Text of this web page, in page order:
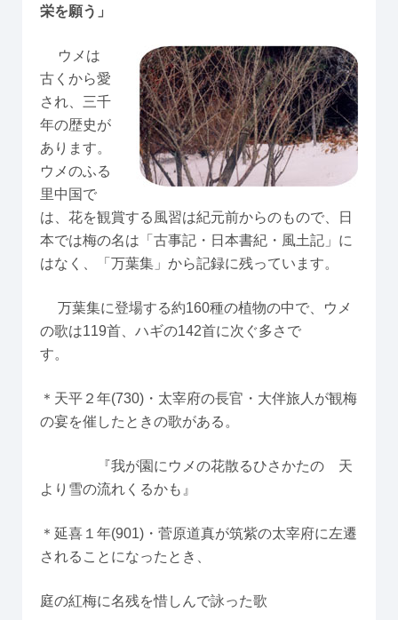
栄を願う」
ウメは
古くから愛
され、三千
年の歴史が
あります。
ウメのふる
里中国で
は、花を観賞する風習は紀元前からのもので、日
本では梅の名は「古事記・日本書紀・風土記」に
はなく、「万葉集」から記録に残っています。
万葉集に登場する約160種の植物の中で、ウメ
の歌は119首、ハギの142首に次ぐ多さで
す。
＊天平２年(730)・太宰府の長官・大伴旅人が観梅
の宴を催したときの歌がある。
『我が園にウメの花散るひさかたの 天
より雪の流れくるかも』
＊延喜１年(901)・菅原道真が筑紫の太宰府に左遷
されることになったとき、
庭の紅梅に名残を惜しんで詠った歌